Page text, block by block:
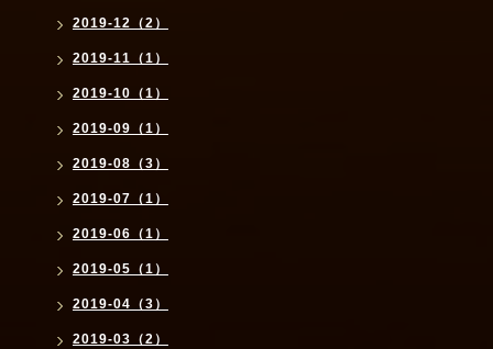
2019-12（2）
2019-11（1）
2019-10（1）
2019-09（1）
2019-08（3）
2019-07（1）
2019-06（1）
2019-05（1）
2019-04（3）
2019-03（2）